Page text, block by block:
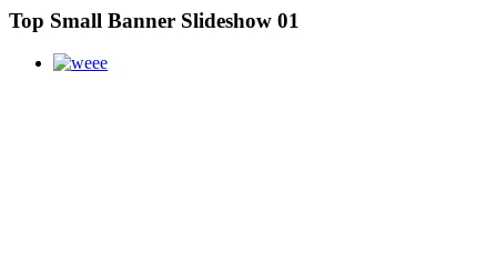
Top Small Banner Slideshow 01